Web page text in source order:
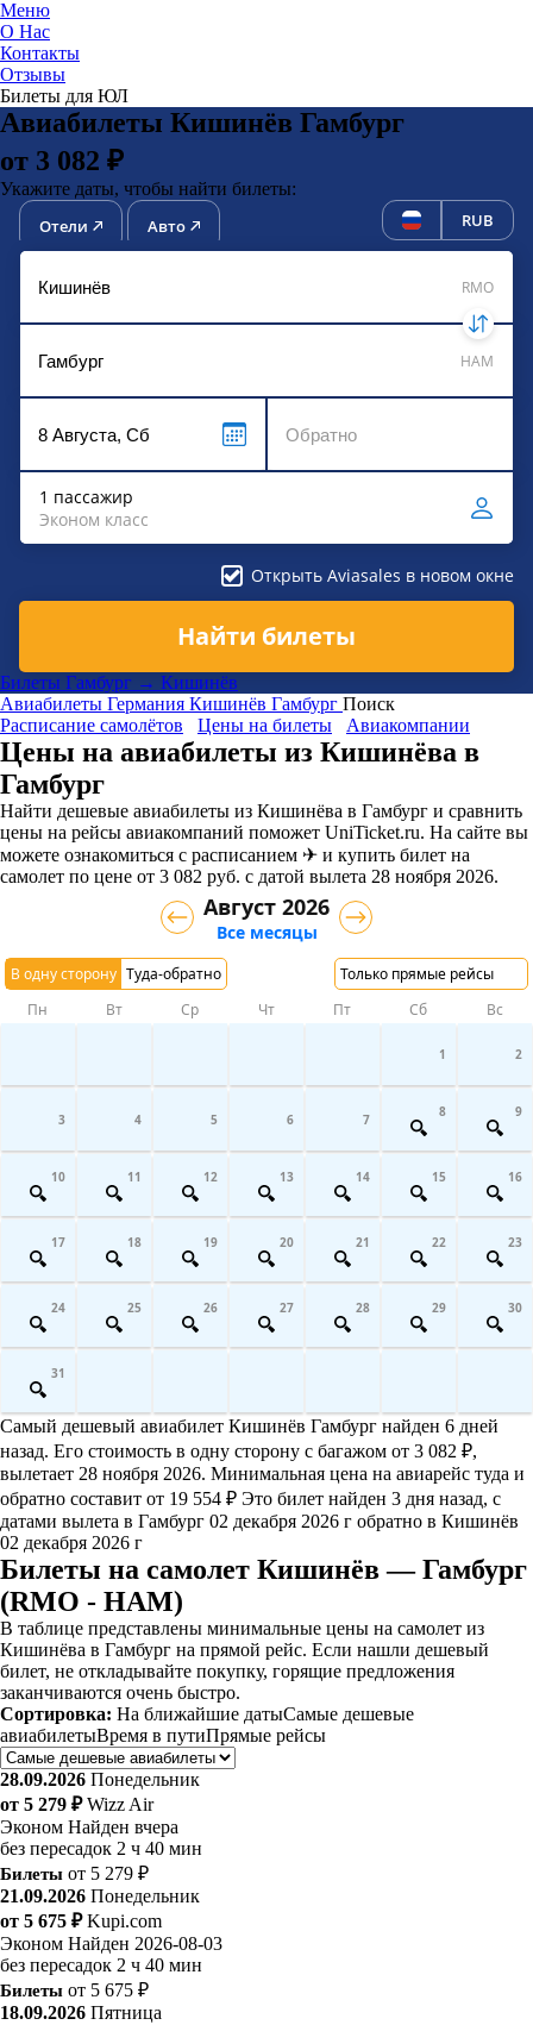
Меню
О Нас
Контакты
Отзывы
Билеты для ЮЛ
Авиабилеты Кишинёв Гамбург
от 3 082 ₽
Укажите даты, чтобы найти билеты:
Отели Авто RUB
RMO
HAM
1 пассажир
Эконом класс
Открыть Aviasales в новом окне
Найти билеты
Билеты Гамбург → Кишинёв
Авиабилеты Германия Кишинёв Гамбург Поиск
Расписание самолётов
Цены на билеты Авиакомпании
Цены на авиабилеты из Кишинёва в
Гамбург
Найти дешевые авиабилеты из Кишинёва в Гамбург и сравнить
цены на рейсы авиакомпаний поможет UniTicket.ru. На сайте вы
можете ознакомиться с расписанием ✈ и купить билет на
самолет по цене от 3 082 руб. с датой вылета 28 ноября 2026.
В одну сторону Туда-обратно Только прямые рейсы
Август 2026
Все месяцы
Пн Вт Ср Чт Пт Сб Вс
1 2
3 4 5 6 7 8 9
10 11 12 13 14 15 16
17 18 19 20 21 22 23
24 25 26 27 28 29 30
31
Самый дешевый авиабилет Кишинёв Гамбург найден 6 дней
назад. Его стоимость в одну сторону с багажом от 3 082 ₽,
вылетает 28 ноября 2026. Минимальная цена на авиарейс туда и
обратно составит от 19 554 ₽ Это билет найден 3 дня назад, с
датами вылета в Гамбург 02 декабря 2026 г обратно в Кишинёв
02 декабря 2026 г
Билеты на самолет Кишинёв — Гамбург
(RMO - HAM)
В таблице представлены минимальные цены на самолет из
Кишинёва в Гамбург на прямой рейс. Если нашли дешевый
билет, не откладывайте покупку, горящие предложения
заканчиваются очень быстро.
Сортировка: На ближайшие датыСамые дешевые
авиабилетыВремя в путиПрямые рейсы
28.09.2026 Понедельник
от 5 279 ₽ Wizz Air
Эконом Найден вчера
без пересадок 2 ч 40 мин
Билеты от 5 279 ₽
21.09.2026 Понедельник
от 5 675 ₽ Kupi.com
Эконом Найден 2026-08-03
без пересадок 2 ч 40 мин
Билеты от 5 675 ₽
18.09.2026 Пятница